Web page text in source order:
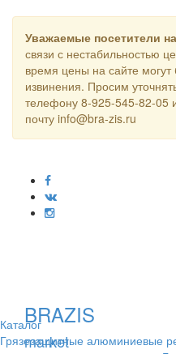
Уважаемые посетители
связи с нестабильностью
время цены на сайте
извинения. Просим
телефону 8-925-545-82-05
почту info@bra-zis.ru
BRAZIS
market
Каталог
Грязезащитные алюминиевые